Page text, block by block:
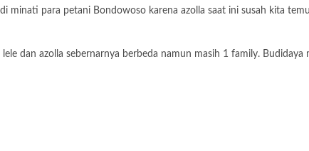
minati para petani Bondowoso karena azolla saat ini susah kita
dan azolla sebernarnya berbeda namun masih 1 family.